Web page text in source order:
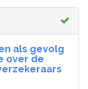
als gevolg
over de